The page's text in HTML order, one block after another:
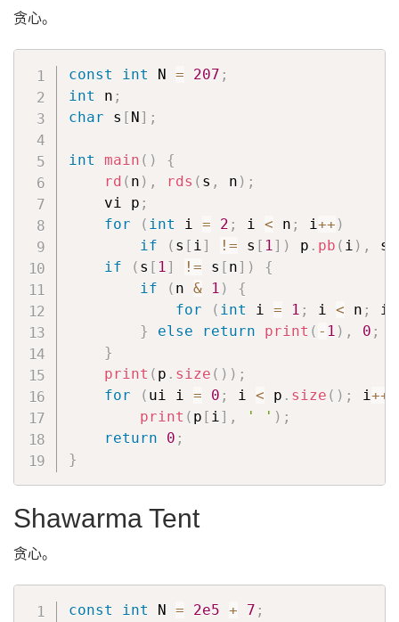
贪心。
const int N = 207 ;
int n ;
char s [ N] ;
int main ( )
{
rd ( n ) , rds ( s , n ) ;
    vi p
;
for
( int i = 2 ; i < n ; i++ )
if
( s [ i] != s [ 1] ) p . pb ( i ) , s
if
( s [ 1] != s [ n] )
{
if
( n & 1 )
{
for
( int i = 1 ; i < n ; i
}
else return print ( - 1 ) , 0 ;
}
print ( p . size ( ) ) ;
for
( ui i = 0 ; i < p . size ( ) ; i++
print ( p [ i] , ' ' ) ;
return
0 ;
}
Shawarma Tent
贪心。
const int N = 2e5 + 7 ;